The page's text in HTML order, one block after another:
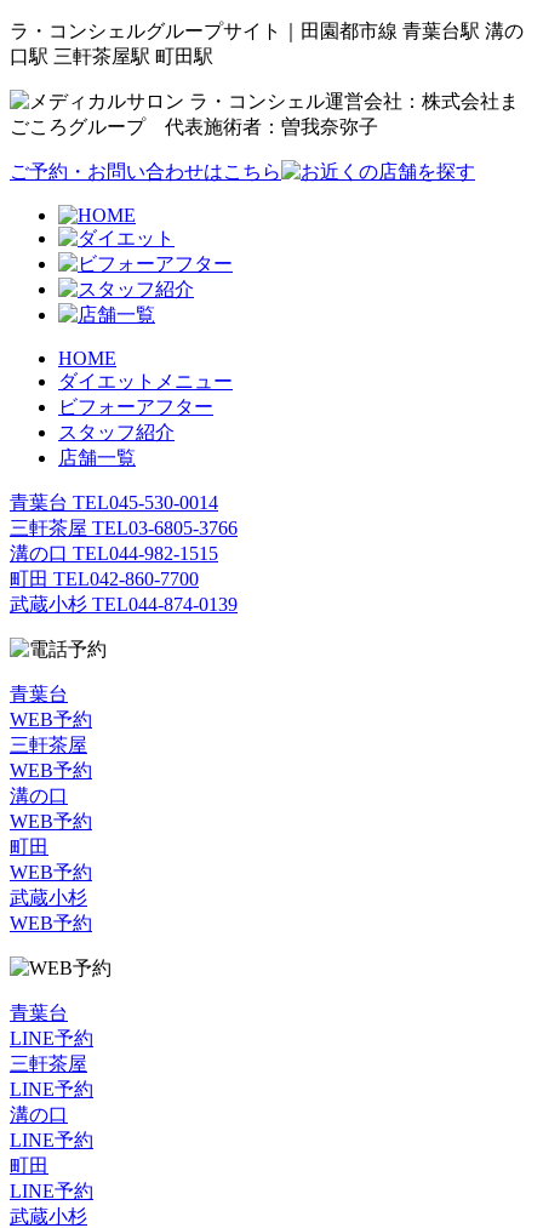
ラ・コンシェルグループサイト｜田園都市線 青葉台駅 溝の
口駅 三軒茶屋駅 町田駅
運営会社：株式会社ま
ごころグループ 代表施術者：曽我奈弥子
ご予約・お問い合わせはこちら
HOME
ダイエットメニュー
ビフォーアフター
スタッフ紹介
店舗一覧
青葉台 TEL045-530-0014
三軒茶屋 TEL03-6805-3766
溝の口 TEL044-982-1515
町田 TEL042-860-7700
武蔵小杉 TEL044-874-0139
青葉台
WEB予約
三軒茶屋
WEB予約
溝の口
WEB予約
町田
WEB予約
武蔵小杉
WEB予約
青葉台
LINE予約
三軒茶屋
LINE予約
溝の口
LINE予約
町田
LINE予約
武蔵小杉